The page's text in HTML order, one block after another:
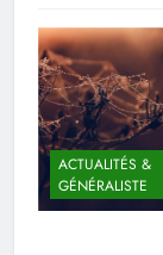
ACTUALITÉS &
GÉNÉRALISTE